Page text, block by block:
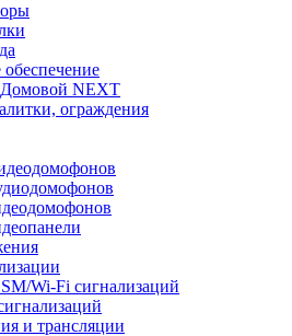
NEXT
ограждения
Wi-Fi сигнализаций
и трансляции